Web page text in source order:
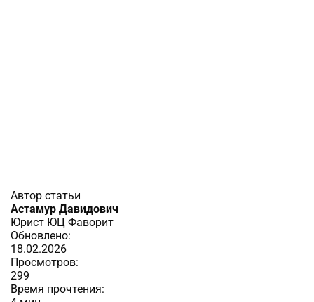
Автор статьи
Астамур Давидович
Юрист ЮЦ Фаворит
Обновлено:
18.02.2026
Просмотров:
299
Время прочтения: